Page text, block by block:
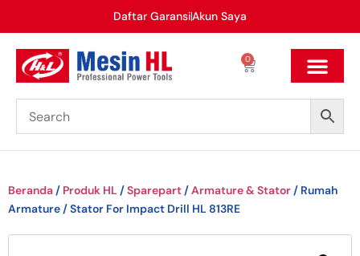
Daftar GaransiAkun Saya
0
Beranda / Produk HL /Sparepart /Armature & Stator / Rumah
Armature / Stator For Impact Drill HL 813RE